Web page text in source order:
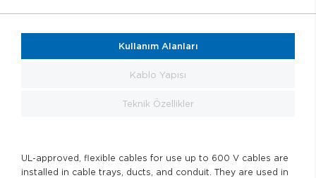
Kullanım Alanları
Kablo Yapısı
Teknik Özellikler
UL-approved, flexible cables for use up to 600 V cables are
installed in cable trays, ducts, and conduit. They are used in